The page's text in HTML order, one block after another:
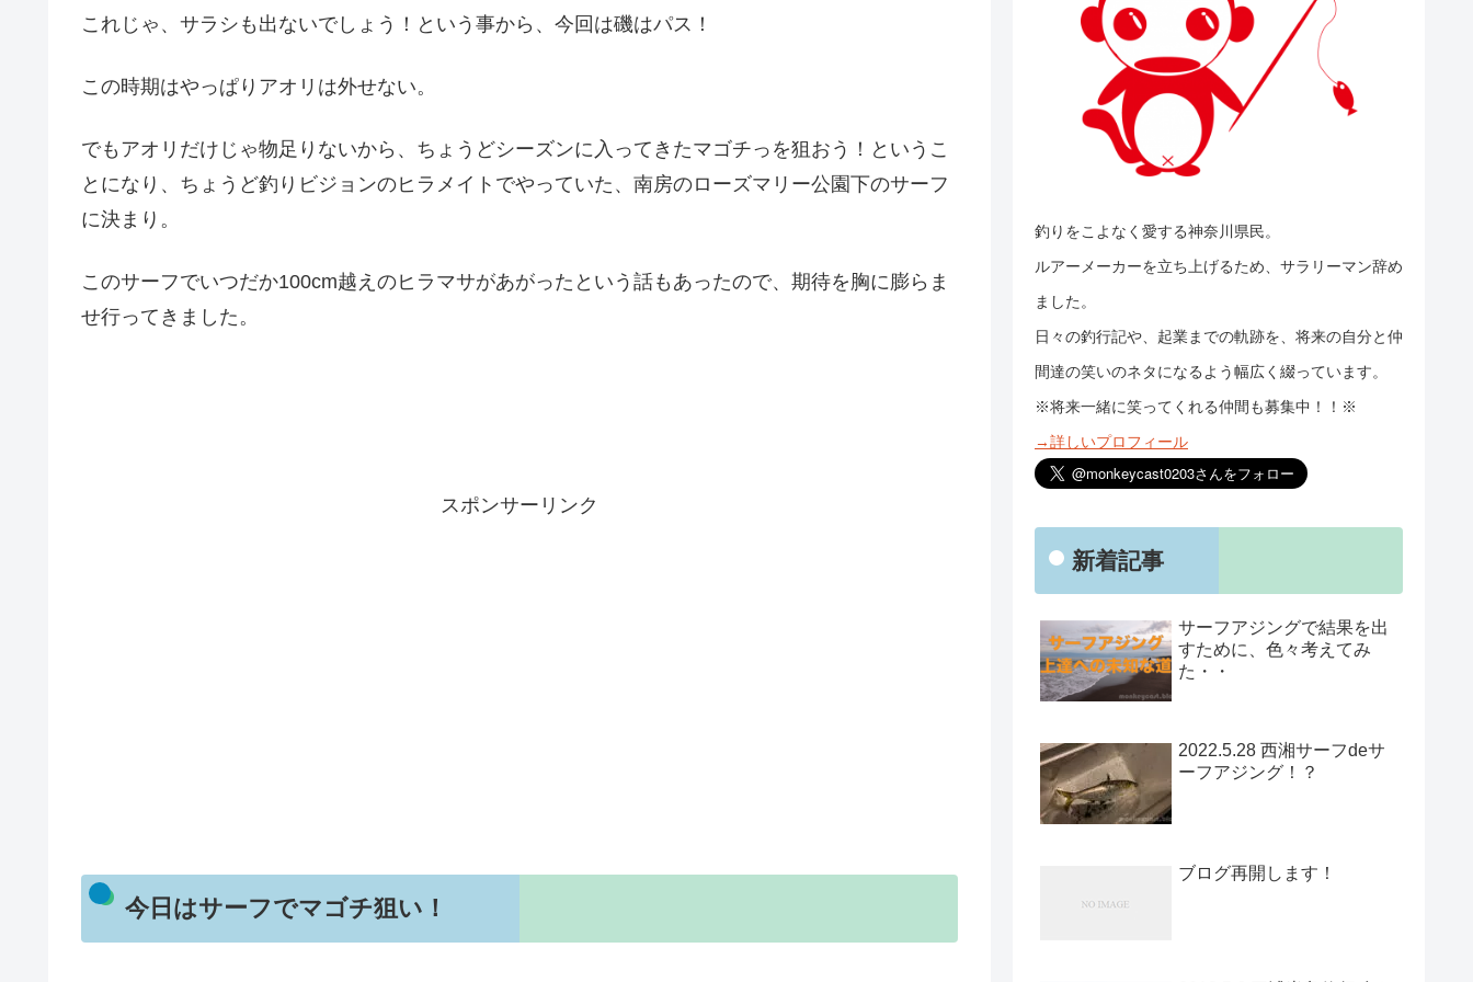
これじゃ、サラシも出ないでしょう！という事から、今回は磯はパス！
この時期はやっぱりアオリは外せない。
でもアオリだけじゃ物足りないから、ちょうどシーズンに入ってきたマゴチっを狙おう！というこ
とになり、ちょうど釣りビジョンのヒラメイトでやっていた、南房のローズマリー公園下のサーフ
に決まり。
このサーフでいつだか100cm越えのヒラマサがあがったという話もあったので、期待を胸に膨らま
せ行ってきました。
スポンサーリンク
今日はサーフでマゴチ狙い！
釣りをこよなく愛する神奈川県民。
ルアーメーカーを立ち上げるため、サラリーマン辞め
ました。
日々の釣行記や、起業までの軌跡を、将来の自分と仲
間達の笑いのネタになるよう幅広く綴っています。
※将来一緒に笑ってくれる仲間も募集中！！※
→詳しいプロフィール
新着記事
サーフアジングで結果を出
すために、色々考えてみ
た・・
2022.5.28 西湘サーフdeサ
ーフアジング！？
ブログ再開します！